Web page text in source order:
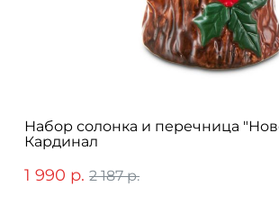
Набор солонка и перечница
Кардинал
1 990 р. 2 187 р.